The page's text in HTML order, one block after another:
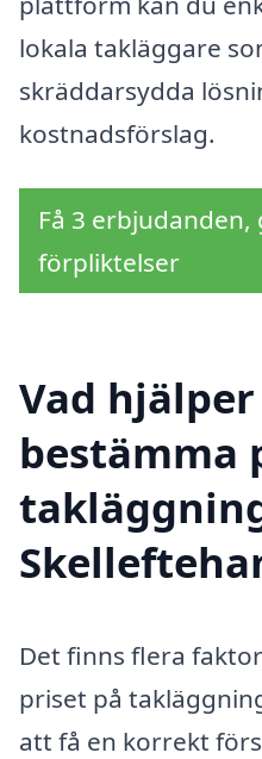
lokala takläggare
skräddarsydda
kostnadsförslag.
Få 3
förpliktelser
Vad
bestämma
Det finns flera
priset på
att få en korrekt